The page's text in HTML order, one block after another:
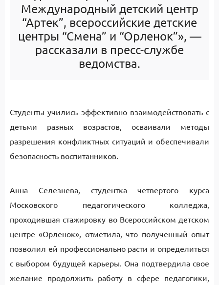
Международный детский центр
“Артек”, всероссийские детские
центры “Смена” и “Орленок”», —
рассказали в пресс-службе
ведомства.
Студенты учились эффективно взаимодействовать с
детьми разных возрастов, осваивали методы
разрешения конфликтных ситуаций и обеспечивали
безопасность воспитанников.
Анна Селезнева, студентка четвертого курса
Московского педагогического колледжа,
проходившая стажировку во Всероссийском детском
центре «Орленок», отметила, что полученный опыт
позволил ей профессионально расти и определиться
с выбором будущей карьеры. Она подтвердила свое
желание продолжить работу в сфере педагогики,